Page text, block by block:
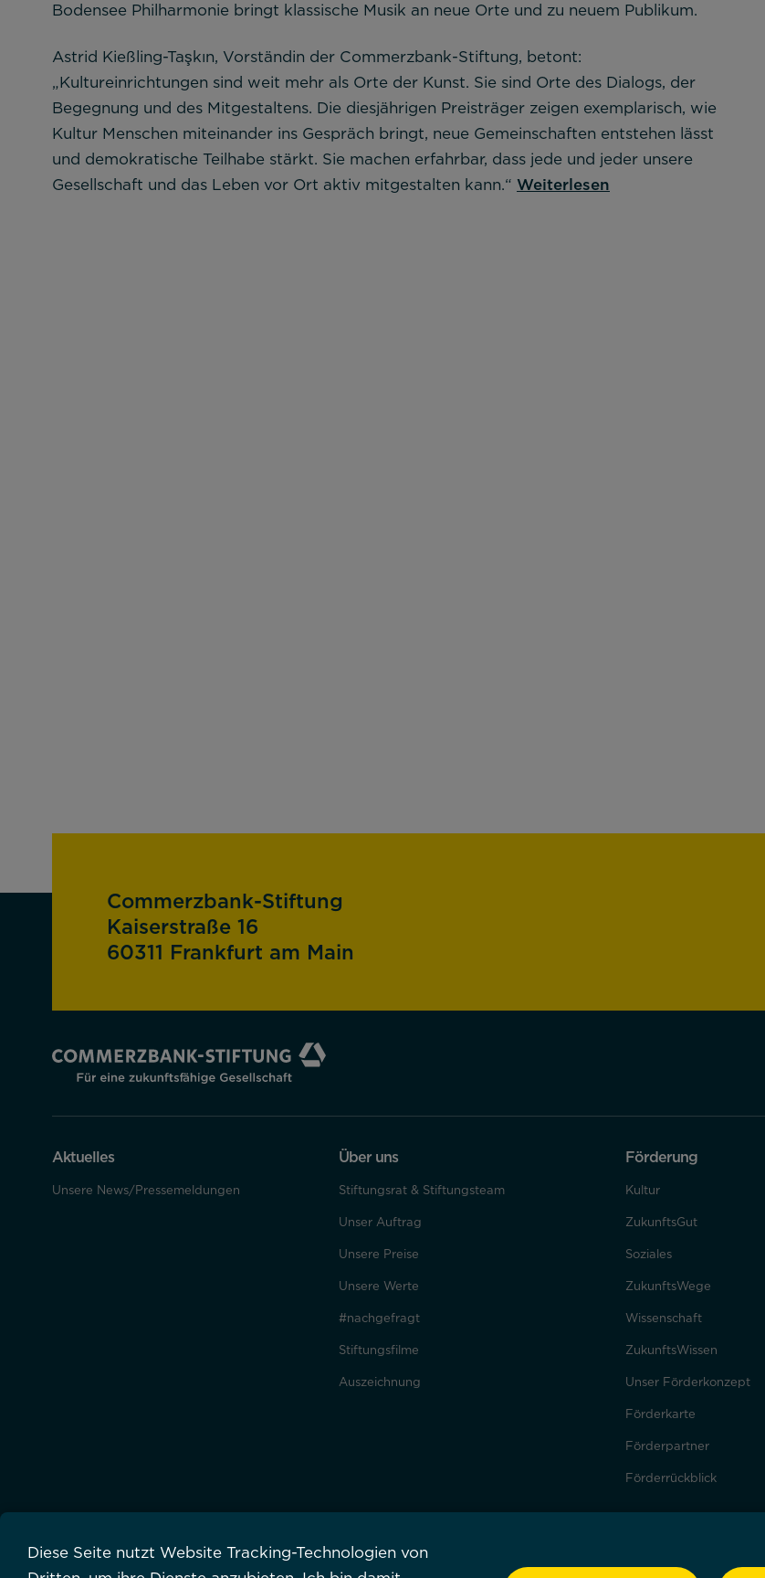
Bodensee Philharmonie bringt klassische Musik an neue Orte und zu neuem Publikum.
Astrid Kießling-Taşkın, Vorständin der Commerzbank-Stiftung, betont:
„Kultureinrichtungen sind weit mehr als Orte der Kunst. Sie sind Orte des Dialogs, der
Begegnung und des Mitgestaltens. Die diesjährigen Preisträger zeigen exemplarisch, wie
Kultur Menschen miteinander ins Gespräch bringt, neue Gemeinschaften entstehen lässt
und demokratische Teilhabe stärkt. Sie machen erfahrbar, dass jede und jeder unsere
Gesellschaft und das Leben vor Ort aktiv mitgestalten kann.“ Weiterlesen
Commerzbank-Stiftung
Kaiserstraße 16
60311 Frankfurt am Main
Aktuelles
Unsere News/Pressemeldungen
Über uns
Stiftungsrat & Stiftungsteam
Unser Auftrag
Unsere Preise
Unsere Werte
#nachgefragt
Stiftungsfilme
Auszeichnung
Förderung
Kultur
ZukunftsGut
Soziales
ZukunftsWege
Wissenschaft
ZukunftsWissen
Unser Förderkonzept
Förderkarte
Förderpartner
Förderrückblick
Impressum Datenschutzbestimmungen Auftrag Fotonachweise Cookie Einstellungen
Diese Seite nutzt Website Tracking-Technologien von